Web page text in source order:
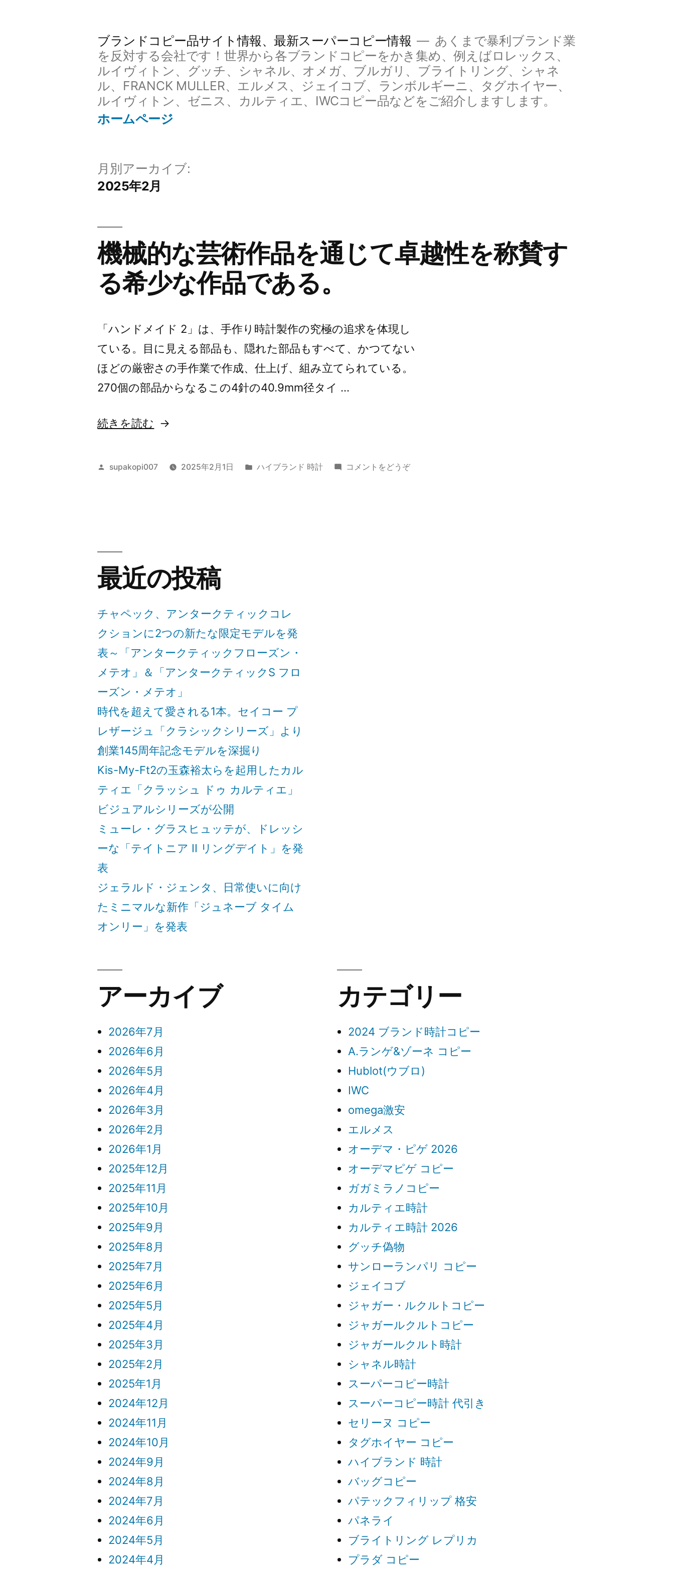
ブランドコピー品サイト情報、最新スーパーコピー情報
あくまで暴利ブランド業
を反対する会社です！世界から各ブランドコピーをかき集め、例えばロレックス、
ルイヴィトン、グッチ、シャネル、オメガ、ブルガリ、ブライトリング、シャネ
ル、FRANCK MULLER、エルメス、ジェイコブ、ランボルギーニ、タグホイヤー、
ルイヴィトン、ゼニス、カルティエ、IWCコピー品などをご紹介しますします。
ホームページ
月別アーカイブ:
2025年2月
機械的な芸術作品を通じて卓越性を称賛す
る希少な作品である。
「ハンドメイド 2」は、手作り時計製作の究極の追求を体現し
ている。目に見える部品も、隠れた部品もすべて、かつてない
ほどの厳密さの手作業で作成、仕上げ、組み立てられている。
270個の部品からなるこの4針の40.9mm径タイ …
“機
的
を
じ
て
卓
越
性
を
称
賛
す
る
希
少
な
作
品
で
あ
の
続きを読む
投
supakopi007 2025年2月1日
カ
ハイブランド 時計 コメントをどうぞ(機
最近の投稿
チャペック、アンタークティックコレ
クションに2つの新たな限定モデルを発
表～「アンタークティックフローズン・
メテオ」＆「アンタークティックS フロ
ーズン・メテオ」
時代を超えて愛される1本。セイコー プ
レザージュ「クラシックシリーズ」より
創業145周年記念モデルを深掘り
Kis-My-Ft2の玉森裕太らを起用したカル
ティエ「クラッシュ ドゥ カルティエ」
ビジュアルシリーズが公開
ミューレ・グラスヒュッテが、ドレッシ
ーな「テイトニア II リングデイト」を発
表
ジェラルド・ジェンタ、日常使いに向け
たミニマルな新作「ジュネーブ タイム
オンリー」を発表
アーカイブ
2026年7月
2026年6月
2026年5月
2026年4月
2026年3月
2026年2月
2026年1月
2025年12月
2025年11月
2025年10月
2025年9月
2025年8月
2025年7月
2025年6月
2025年5月
2025年4月
2025年3月
2025年2月
2025年1月
2024年12月
2024年11月
2024年10月
2024年9月
2024年8月
2024年7月
2024年6月
2024年5月
2024年4月
カテゴリー
2024 ブランド時計コピー
A.ランゲ&ゾーネ コピー
Hublot(ウブロ)
IWC
omega激安
エルメス
オーデマ・ピゲ 2026
オーデマピゲ コピー
ガガミラノコピー
カルティエ時計
カルティエ時計 2026
グッチ偽物
サンローランパリ コピー
ジェイコブ
ジャガー・ルクルトコピー
ジャガールクルトコピー
ジャガールクルト時計
シャネル時計
スーパーコピー時計
スーパーコピー時計 代引き
セリーヌ コピー
タグホイヤー コピー
ハイブランド 時計
バッグコピー
パテックフィリップ 格安
パネライ
ブライトリング レプリカ
プラダ コピー